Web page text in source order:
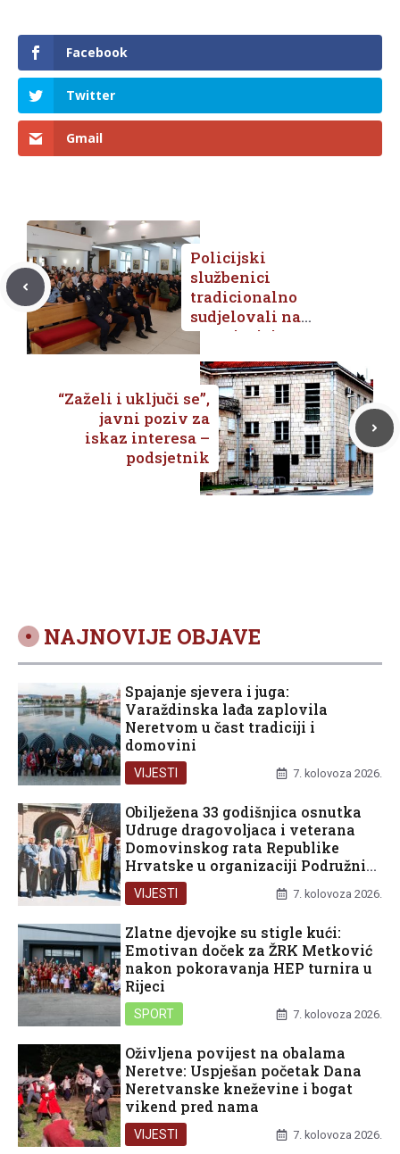
Facebook
Twitter
Gmail
Policijski
službenici
tradicionalno
sudjelovali na
svetoj misi
povodom sv.
Mihovila
“Zaželi i uključi se”,
javni poziv za
iskaz interesa –
podsjetnik
NAJNOVIJE OBJAVE
Spajanje sjevera i juga:
Varaždinska lađa zaplovila
Neretvom u čast tradiciji i
domovini
VIJESTI 7. kolovoza 2026.
Obilježena 33 godišnjica osnutka
Udruge dragovoljaca i veterana
Domovinskog rata Republike
Hrvatske u organizaciji Podružnice
Dubrovačko-neretvanske županije
VIJESTI 7. kolovoza 2026.
Zlatne djevojke su stigle kući:
Emotivan doček za ŽRK Metković
nakon pokoravanja HEP turnira u
Rijeci
SPORT 7. kolovoza 2026.
Oživljena povijest na obalama
Neretve: Uspješan početak Dana
Neretvanske kneževine i bogat
vikend pred nama
VIJESTI 7. kolovoza 2026.